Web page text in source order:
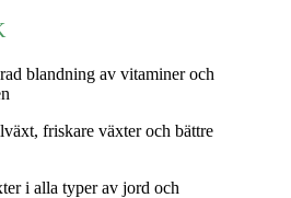
till
4.552 SEK
blandning av vitaminer och
friskare växter och bättre
i alla typer av jord och